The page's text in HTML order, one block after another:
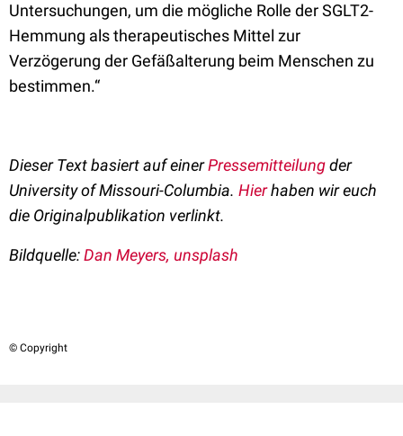
Untersuchungen, um die mögliche Rolle der SGLT2-
Hemmung als therapeutisches Mittel zur
Verzögerung der Gefäßalterung beim Menschen zu
bestimmen.“
Dieser Text basiert auf einerPressemitteilungder
University of Missouri-Columbia. Hierhaben wir euch
die Originalpublikation verlinkt.
Bildquelle:Dan Meyers, unsplash
© Copyright